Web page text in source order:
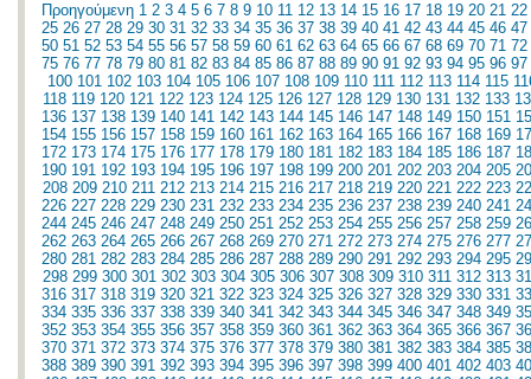
Προηγούμενη 1 2 3 4 5 6 7 8 9 10 11 12 13 14 15 16 17 18 19 20 21 22
25 26 27 28 29 30 31 32 33 34 35 36 37 38 39 40 41 42 43 44 45 46 47
50 51 52 53 54 55 56 57 58 59 60 61 62 63 64 65 66 67 68 69 70 71 72
75 76 77 78 79 80 81 82 83 84 85 86 87 88 89 90 91 92 93 94 95 96 97
100 101 102 103 104 105 106 107 108 109 110 111 112 113 114 115
118 119 120 121 122 123 124 125 126 127 128 129 130 131 132 133
136 137 138 139 140 141 142 143 144 145 146 147 148 149 150 151
154 155 156 157 158 159 160 161 162 163 164 165 166 167 168 169
172 173 174 175 176 177 178 179 180 181 182 183 184 185 186 187
190 191 192 193 194 195 196 197 198 199 200 201 202 203 204 205
208 209 210 211 212 213 214 215 216 217 218 219 220 221 222 223
226 227 228 229 230 231 232 233 234 235 236 237 238 239 240 241
244 245 246 247 248 249 250 251 252 253 254 255 256 257 258 259
262 263 264 265 266 267 268 269 270 271 272 273 274 275 276 277
280 281 282 283 284 285 286 287 288 289 290 291 292 293 294 295
298 299 300 301 302 303 304 305 306 307 308 309 310 311 312 313
316 317 318 319 320 321 322 323 324 325 326 327 328 329 330 331
334 335 336 337 338 339 340 341 342 343 344 345 346 347 348 349
352 353 354 355 356 357 358 359 360 361 362 363 364 365 366 367
370 371 372 373 374 375 376 377 378 379 380 381 382 383 384 385
388 389 390 391 392 393 394 395 396 397 398 399 400 401 402 403